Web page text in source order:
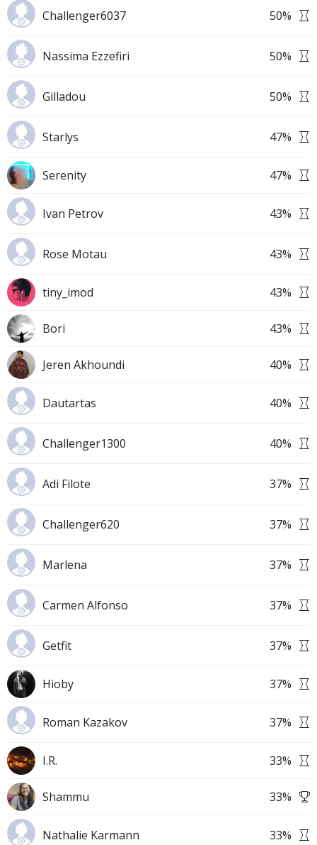
Challenger6037 50%
Nassima Ezzefiri 50%
Gilladou 50%
Starlys 47%
Serenity 47%
Ivan Petrov 43%
Rose Motau 43%
tiny_imod 43%
Bori 43%
Jeren Akhoundi 40%
Dautartas 40%
Challenger1300 40%
Adi Filote 37%
Challenger620 37%
Marlena 37%
Carmen Alfonso 37%
Getfit 37%
Hioby 37%
Roman Kazakov 37%
I.R. 33%
Shammu 33%
Nathalie Karmann 33%